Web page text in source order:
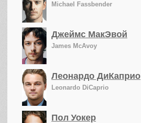
Michael Fassbender
Джеймс МакЭвой
James McAvoy
Леонардо ДиКаприо
Leonardo DiCaprio
Пол Уокер